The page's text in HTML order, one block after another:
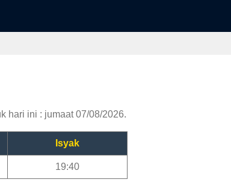
hari ini : jumaat 07/08/2026.
Isyak
19:40